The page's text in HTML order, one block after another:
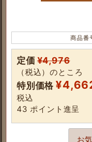
商品番
定価 ¥4,976
（税込）のところ
特別価格 ¥
税込
43 ポイント進呈
お